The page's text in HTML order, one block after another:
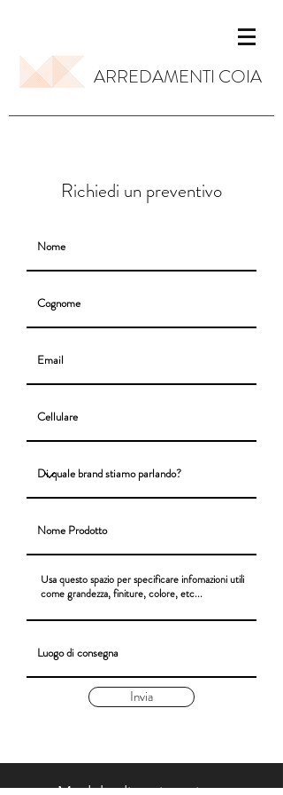
ARREDAMENTI COIA
Richiedi un preventivo
Invia